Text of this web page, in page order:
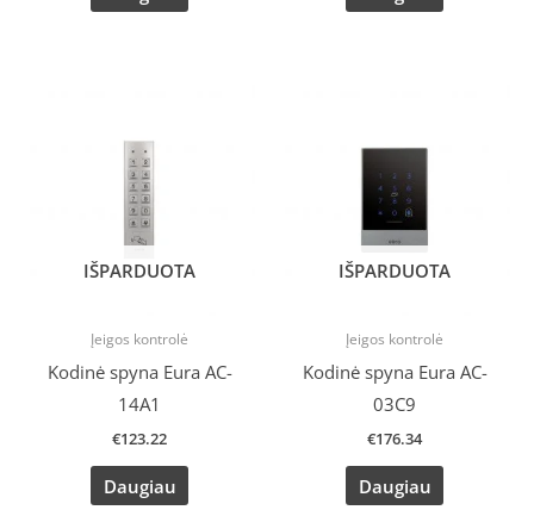
IŠPARDUOTA
Įeigos kontrolė
Kodinė spyna Eura AC-
14A1
€123.22
Daugiau
IŠPARDUOTA
Įeigos kontrolė
Kodinė spyna Eura AC-
03C9
€176.34
Daugiau